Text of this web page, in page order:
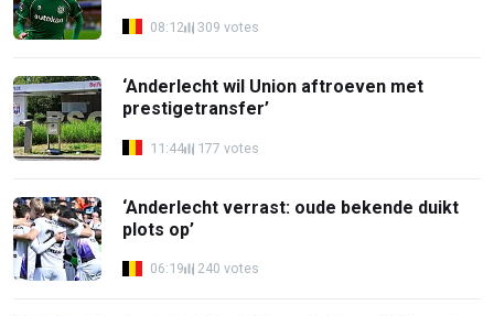
08:12 309 votes
‘Anderlecht wil Union aftroeven met
prestigetransfer’
11:44 177 votes
‘Anderlecht verrast: oude bekende duikt
plots op’
06:19 240 votes